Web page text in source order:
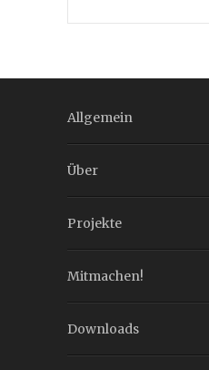
Allgemein
Über
Projekte
Mitmachen!
Downloads